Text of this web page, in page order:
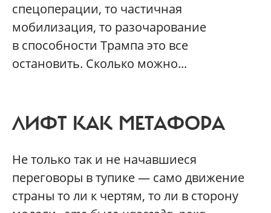
спецоперации, то частичная
мобилизация, то разочарование
в способности Трампа это все
остановить. Сколько можно...
ЛИФТ КАК МЕТАФОРА
Не только так и не начавшиеся
переговоры в тупике — само движение
страны то ли к чертям, то ли в сторону